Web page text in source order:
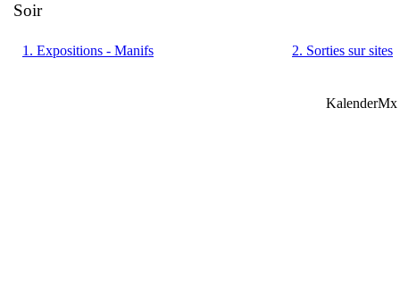
Soir
1. Expositions - Manifs 2. Sorties sur sites
KalenderMx